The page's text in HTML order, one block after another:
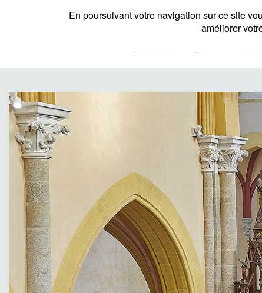
En poursuivant votre navigation sur ce site
améliorer
Bannière